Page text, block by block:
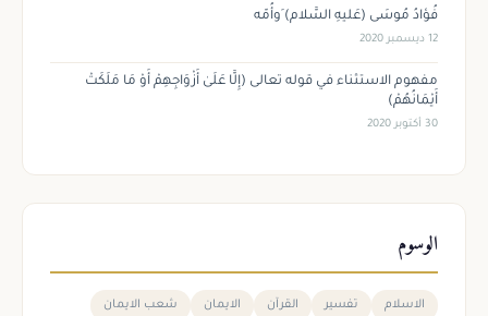
فُؤادُ مُوسَى (عَليهِ السَّلام) َوأُمّه
12 ديسمبر 2020
مفهوم الاستثناء في قوله تعالى (إِلَّا عَلَىٰ أَزْوَاجِهِمْ أَوْ مَا مَلَكَتْ
أَيْمَانُهُمْ)
30 أكتوبر 2020
الوسوم
الاسلام تفسير القرآن الايمان شعب الايمان